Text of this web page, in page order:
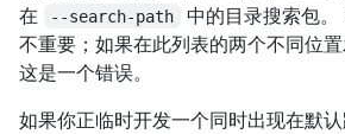
在
--search-path
中的目录搜索包
不重要；如果在此列表的两个不同位置
这是一个错误。
如果你正临时开发一个同时出现在默